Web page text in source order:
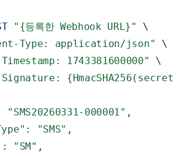
"{등록한 Webhook URL}" \
Type: application/json" \
1743381600000" \
"SMS20260331-000001" ,
: "SMS" ,
: "SM" ,